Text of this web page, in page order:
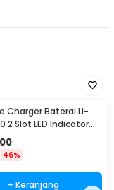
Charger Baterai Li-
2 Slot LED Indicator
- MTLC-04200-1000
46%
+ Keranjang